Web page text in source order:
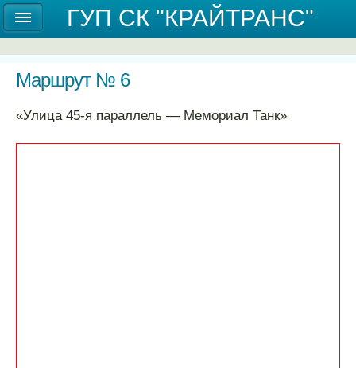
Государственное унитарное предприятие
Ставропольского края "КРАЙТРАНС"
Маршрут № 6
«Улица 45-я параллель ― Мемориал Танк»
ГУП СК "КРАЙТРАНС"